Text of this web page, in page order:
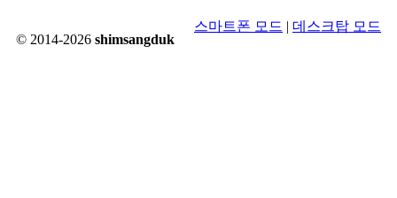
© 2014-2026 shimsangduk
스마트폰 모드 | 데스크탑 모드